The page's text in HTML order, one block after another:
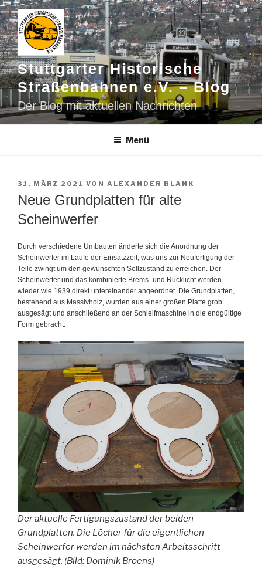
Zum
Inhalt
springen
Stuttgarter Historische
Straßenbahnen e.V. – Blog
Der Blog mit aktuellen Nachrichten
Menü
VERÖFFENTLICHT
AM
31. MÄRZ 2021 VON ALEXANDER BLANK
Neue Grundplatten für alte
Scheinwerfer
Durch verschiedene Umbauten änderte sich die Anordnung der
Scheinwerfer im Laufe der Einsatzzeit, was uns zur Neufertigung der
Teile zwingt um den gewünschten Sollzustand zu erreichen. Der
Scheinwerfer und das kombinierte Brems- und Rücklicht werden
wieder wie 1939 direkt untereinander angeordnet. Die Grundplatten,
bestehend aus Massivholz, wurden aus einer großen Platte grob
ausgesägt und anschließend an der Schleifmaschine in die endgültige
Form gebracht.
Der aktuelle Fertigungszustand der beiden
Grundplatten. Die Löcher für die eigentlichen
Scheinwerfer werden im nächsten Arbeitsschritt
ausgesägt. (Bild: Dominik Broens)